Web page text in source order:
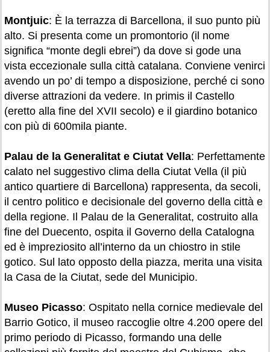
Montjuic: È la terrazza di Barcellona, il suo punto più
alto. Si presenta come un promontorio (il nome
significa “monte degli ebrei”) da dove si gode una
vista eccezionale sulla città catalana. Conviene venirci
avendo un po’ di tempo a disposizione, perché ci sono
diverse attrazioni da vedere. In primis il Castello
(eretto alla fine del XVII secolo) e il giardino botanico
con più di 600mila piante.
Palau de la Generalitat e Ciutat Vella: Perfettamente
calato nel suggestivo clima della Ciutat Vella (il più
antico quartiere di Barcellona) rappresenta, da secoli,
il centro politico e decisionale del governo della città e
della regione. Il Palau de la Generalitat, costruito alla
fine del Duecento, ospita il Governo della Catalogna
ed è impreziosito all’interno da un chiostro in stile
gotico. Sul lato opposto della piazza, merita una visita
la Casa de la Ciutat, sede del Municipio.
Museo Picasso: Ospitato nella cornice medievale del
Barrio Gotico, il museo raccoglie oltre 4.200 opere del
primo periodo di Picasso, formando una delle